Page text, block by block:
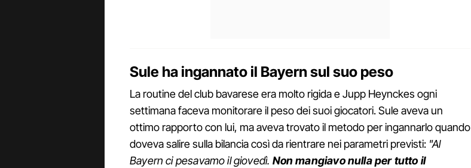
Sule ha ingannato il Bayern sul suo peso
La routine del club bavarese era molto rigida e Jupp Heynckes ogni
settimana faceva monitorare il peso dei suoi giocatori. Sule aveva un
ottimo rapporto con lui, ma aveva trovato il metodo per ingannarlo quando
doveva salire sulla bilancia così da rientrare nei parametri previsti: "Al
Bayern ci pesavamo il giovedì. Non mangiavo nulla per tutto il